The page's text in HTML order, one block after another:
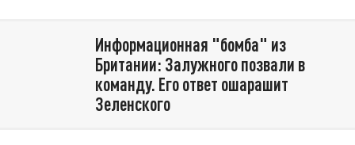
Информационная "бомба" из
Британии: Залужного позвали в
команду. Его ответ ошарашит
Зеленского